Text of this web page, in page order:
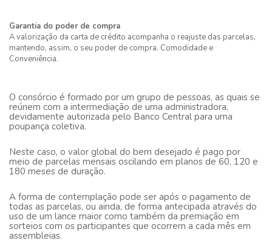
Garantia do poder de compra
A valorização da carta de crédito acompanha o reajuste das parcelas,
mantendo, assim, o seu poder de compra. Comodidade e
Conveniência.
O consórcio é formado por um grupo de pessoas, as quais se
reúnem com a intermediação de uma administradora,
devidamente autorizada pelo Banco Central para uma
poupança coletiva.
Neste caso, o valor global do bem desejado é pago por
meio de parcelas mensais oscilando em planos de 60, 120 e
180 meses de duração.
A forma de contemplação pode ser após o pagamento de
todas as parcelas, ou ainda, de forma antecipada através do
uso de um lance maior como também da premiação em
sorteios com os participantes que ocorrem a cada mês em
assembleias.